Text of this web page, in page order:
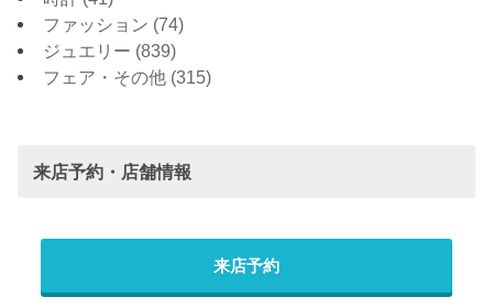
ファッション (74)
ジュエリー (839)
フェア・その他 (315)
来店予約・店舗情報
来店予約